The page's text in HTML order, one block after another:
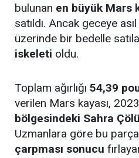
bulunan en büyük Mars
satıldı. Ancak geceye
üzerinde bir bedelle
iskeleti oldu.
Toplam ağırlığı 54,39
verilen Mars kayası, 2023
bölgesindeki Sahra
Uzmanlara göre bu
çarpması sonucu